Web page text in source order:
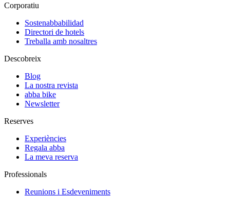
Corporatiu
Sostenabbabilidad
Directori de hotels
Treballa amb nosaltres
Descobreix
Blog
La nostra revista
abba bike
Newsletter
Reserves
Experiències
Regala abba
La meva reserva
Professionals
Reunions i Esdeveniments